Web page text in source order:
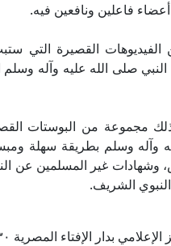
فاعلين ونافعين فيه.
القصيرة التي
صلى الله عليه وآله وسلم
مجموعة من البوستات
وآله وسلم بطريقة سهلة
وشهادات غير المسلمين عن
الشريف.
بدار الإفتاء المصرية ٣٠-١١-٢٠١٦م